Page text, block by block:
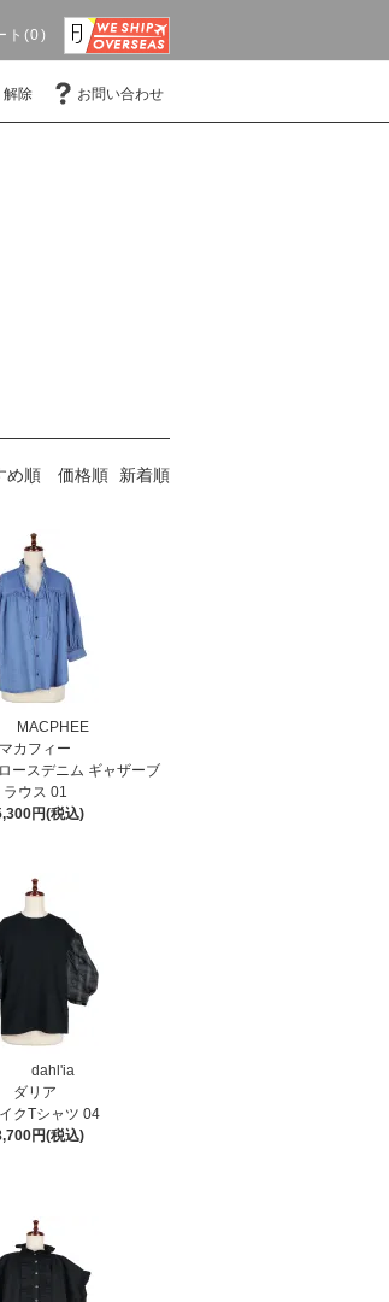
ト(0)
解除 お問い合わせ
め順 価格順 新着順
MACPHEE
マカフィー
ースデニム ギャザーブ
ラウス 01
円(税込)
dahl'ia
ダリア
クTシャツ 04
円(税込)